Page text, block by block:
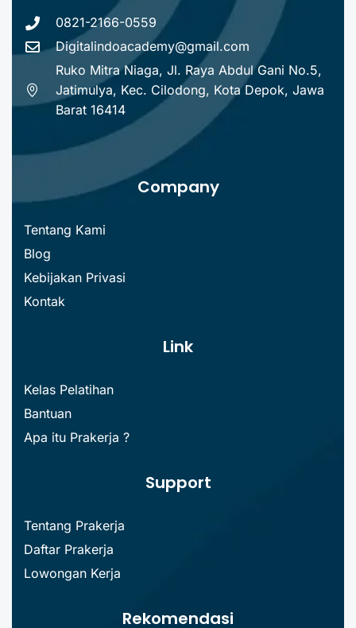
0821-2166-0559
Digitalindoacademy@gmail.com
Ruko Mitra Niaga, Jl. Raya Abdul Gani No.5,
Jatimulya, Kec. Cilodong, Kota Depok, Jawa
Barat 16414
Company
Tentang Kami
Blog
Kebijakan Privasi
Kontak
Link
Kelas Pelatihan
Bantuan
Apa itu Prakerja ?
Support
Tentang Prakerja
Daftar Prakerja
Lowongan Kerja
Rekomendasi